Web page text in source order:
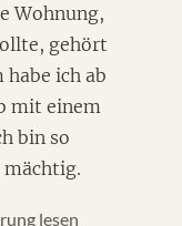
Wohnung,
gehört
ich ab
mit einem
bin so
lesen